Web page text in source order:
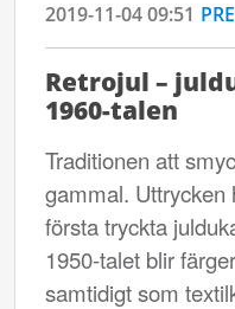
2019-11-04 09:51
Retrojul –
1960-talen
Traditionen att
gammal. Uttrycken
första tryckta
1950-talet blir
samtidigt som